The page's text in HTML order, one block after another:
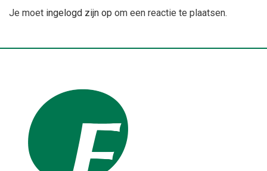
Je moet ingelogd zijn op om een reactie te plaatsen.